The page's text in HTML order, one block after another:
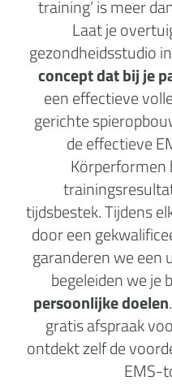
training’ is meer
Laat je
gezondheidsstudio
concept dat bij je
een effectieve
gerichte
de effectieve
Körperformen
tijdsbestek. Tijdens
door een
garanderen we een
begeleiden we je
persoonlijke doelen
gratis afspraak
ontdekt zelf de
EMS-